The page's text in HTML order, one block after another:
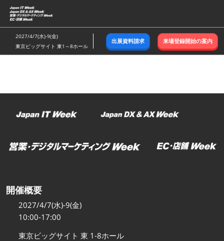
ス
キ
ッ
し
む
2027/4/7(水)-9(金)
東京ビッグサイト 東1～8ホール
出展資料請求 来場登録開始の案内
開催概要
2027/4/7(水)-9(金)
10:00-17:00
東京ビッグサイト 東 1-8ホール